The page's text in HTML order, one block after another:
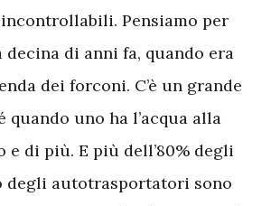
Pensiamo per
decina di anni fa, quando era
dei forconi. C’è un grande
quando uno ha l’acqua alla
di più. E più dell’80% degli
degli autotrasportatori sono